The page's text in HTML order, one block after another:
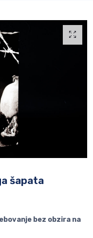
šapata
bez obzira na